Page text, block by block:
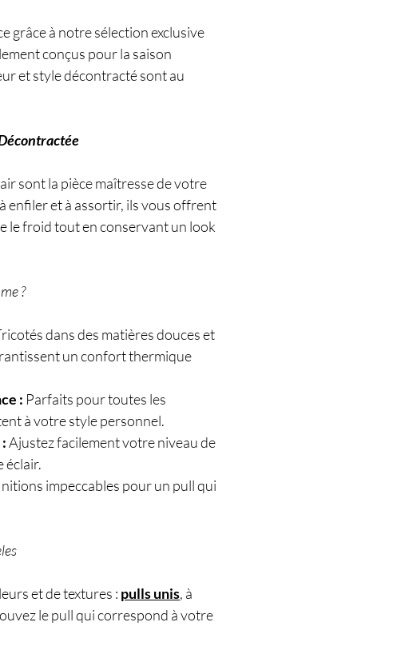
grâce à notre sélection exclusive
conçus pour la saison
et style décontracté sont au
sont la pièce maîtresse de votre
enfiler et à assortir, ils vous offrent
le froid tout en conservant un look
?
dans des matières douces et
un confort thermique
: Parfaits pour toutes les
à votre style personnel.
Ajustez facilement votre niveau de
éclair.
impeccables pour un pull qui
et de textures : pulls unis, à
le pull qui correspond à votre